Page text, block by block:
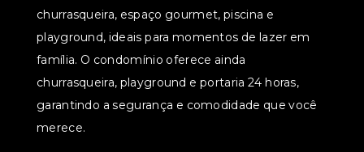
churrasqueira, espaço gourmet, piscina e
playground, ideais para momentos de lazer em
família. O condomínio oferece ainda
churrasqueira, playground e portaria 24 horas,
garantindo a segurança e comodidade que você
merece.